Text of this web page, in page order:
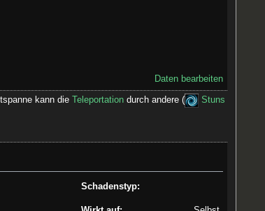
Daten bearbeiten
kann die Teleportationdurch andere (
Stuns
Schadenstyp: